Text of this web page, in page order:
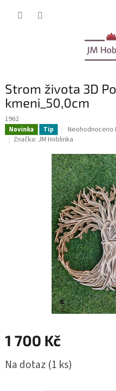
Strom života 3D
kmeni_50,0cm
1962
Novinka Tip
Průměrné
hodnocení
je
0,0
z
5
hvězdiček.
Neohodnoceno
Značka: JM Hoblinka
1 700 Kč
cena:
Na dotaz (1 ks)